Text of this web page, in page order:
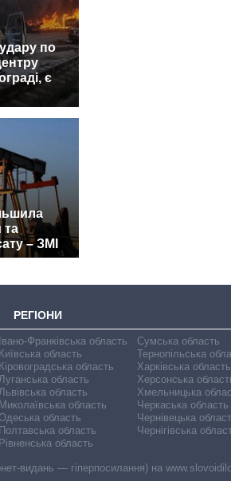
по
є
та
– ЗМІ
РЕГІОНИ
Івано-Франківська область
Київська область
Кіровоградська область
область
область
Миколаївська область
Одеська область
Полтавська область
Рівненська область
Сумська область
Тернопільська
Харківська область
Херсонська
Хмельницька
Черкаська область
Чернівецька
Чернігівська
видань — гіперпосилання) на